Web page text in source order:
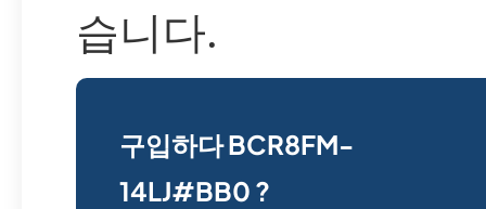
습니다.
구입하다 BCR8FM-
14LJ#BB0 ?